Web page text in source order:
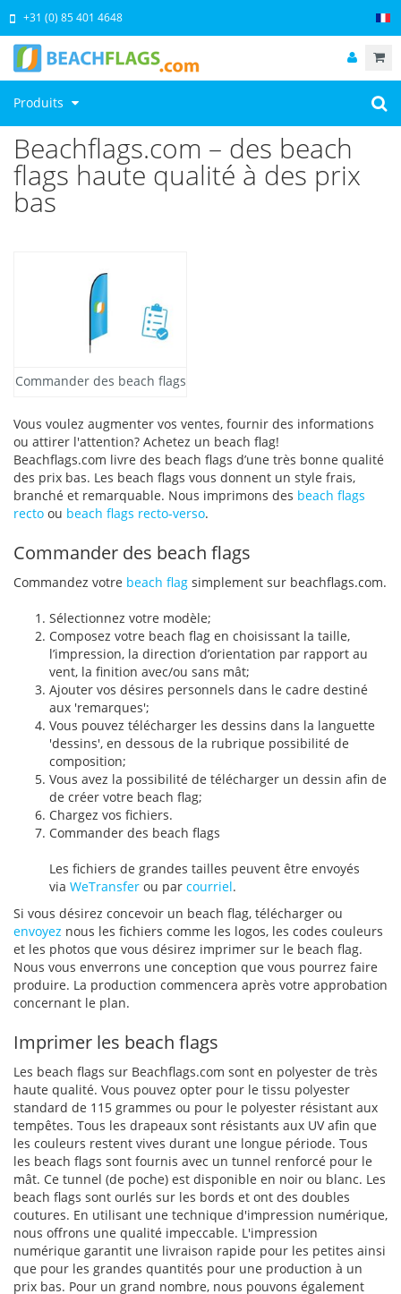
Produits
+31 (0) 85 401 4648
Beachflags.com – des beach
flags haute qualité à des prix
bas
Commander des beach flags
Vous voulez augmenter vos ventes, fournir des informations
ou attirer l'attention? Achetez un beach flag!
Beachflags.com livre des beach flags d’une très bonne qualité
des prix bas. Les beach flags vous donnent un style frais,
branché et remarquable. Nous imprimons des beach flags
recto ou beach flags recto-verso.
Commander des beach flags
Commandez votre beach flag simplement sur beachflags.com.
Sélectionnez votre modèle;
Composez votre beach flag en choisissant la taille,
l’impression, la direction d’orientation par rapport au
vent, la finition avec/ou sans mât;
Ajouter vos désires personnels dans le cadre destiné
aux 'remarques';
Vous pouvez télécharger les dessins dans la languette
'dessins', en dessous de la rubrique possibilité de
composition;
Vous avez la possibilité de télécharger un dessin afin de
de créer votre beach flag;
Chargez vos fichiers.
Commander des beach flags
Les fichiers de grandes tailles peuvent être envoyés
via WeTransfer ou par courriel.
Si vous désirez concevoir un beach flag, télécharger ou
envoyez nous les fichiers comme les logos, les codes couleurs
et les photos que vous désirez imprimer sur le beach flag.
Nous vous enverrons une conception que vous pourrez faire
produire. La production commencera après votre approbation
concernant le plan.
Imprimer les beach flags
Les beach flags sur Beachflags.com sont en polyester de très
haute qualité. Vous pouvez opter pour le tissu polyester
standard de 115 grammes ou pour le polyester résistant aux
tempêtes. Tous les drapeaux sont résistants aux UV afin que
les couleurs restent vives durant une longue période. Tous
les beach flags sont fournis avec un tunnel renforcé pour le
mât. Ce tunnel (de poche) est disponible en noir ou blanc. Les
beach flags sont ourlés sur les bords et ont des doubles
coutures. En utilisant une technique d'impression numérique,
nous offrons une qualité impeccable. L'impression
numérique garantit une livraison rapide pour les petites ainsi
que pour les grandes quantités pour une production à un
prix bas. Pour un grand nombre, nous pouvons également